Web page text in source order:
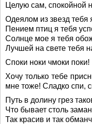
Целую сам, спокойной
Одеялом из звезд тебя
Пением птиц я тебя
Солнце мое я тебя
Лучшей на свете тебя
Споки ноки чмоки поки!
Хочу только тебе
мне тоже! Сладко спи,
Путь в долину грез
Что бывает столь
Так красив и так